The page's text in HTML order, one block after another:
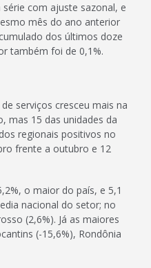
com ajuste sazonal, e
mês do ano anterior
dos últimos doze
também foi de 0,1%.
serviços cresceu mais na
mas 15 das unidades da
regionais positivos no
frente a outubro e 12
o maior do país, e 5,1
nacional do setor; no
(2,6%). Já as maiores
(-15,6%), Rondônia